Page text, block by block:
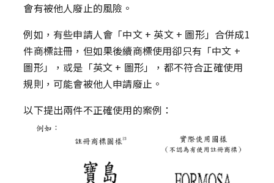
會有被他人廢止的風險。
例如，有些申請人會「中文 + 英文 + 圖形」合併成1
件商標註冊，但如果後續商標使用卻只有「中文 +
圖形」，或是「英文 + 圖形」，都不符合正確使用
規則，可能會被他人申請廢止。
以下提出兩件不正確使用的案例：